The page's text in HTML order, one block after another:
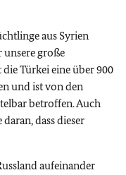
aus Syrien
unsere große
Türkei eine über 900
und ist von den
betroffen. Auch
dass dieser
aufeinander